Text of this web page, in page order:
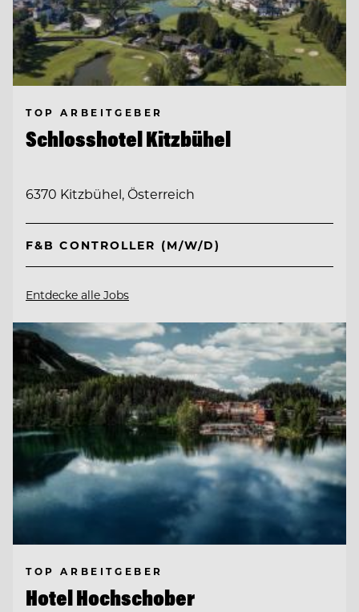
TOP ARBEITGEBER
Schlosshotel Kitzbühel
6370 Kitzbühel, Österreich
F&B CONTROLLER (M/W/D)
Entdecke alle Jobs
TOP ARBEITGEBER
Hotel Hochschober